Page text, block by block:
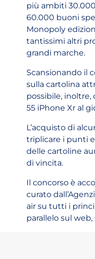
più ambiti
60.000 buoni
Monopoly
tantissimi altri
grandi marche.
Scansionando il
sulla cartolina
possibile, inoltre,
55 iPhone Xr al
L’acquisto di
triplicare i punti
delle cartoline
di vincita.
Il concorso è
curato
air su tutti i
parallelo sul